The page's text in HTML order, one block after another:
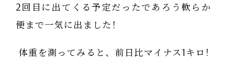
2回目に出てくる予定だったであろう軟らか
便まで一気に出ました!
体重を測ってみると、前日比マイナス1キロ!